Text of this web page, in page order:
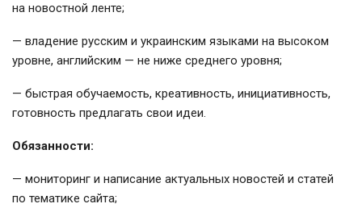
на новостной ленте;
— владение русским и украинским языками на высоком
уровне, английским — не ниже среднего уровня;
— быстрая обучаемость, креативность, инициативность,
готовность предлагать свои идеи.
Обязанности:
— мониторинг и написание актуальных новостей и статей
по тематике сайта;